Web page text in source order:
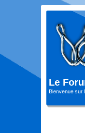
Le
Bienvenue sur